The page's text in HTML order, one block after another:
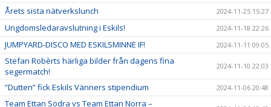
Årets sista nätverkslunch 2024-11-25 15:27
Ungdomsledaravslutning i Eskils! 2024-11-18 22:26
JUMPYARD-DISCO MED ESKILSMINNE IF! 2024-11-11 09:05
Stefan Robèrts härliga bilder från dagens fina
segermatch!
2024-11-10 22:03
”Dutten” fick Eskils Vänners stipendium 2024-11-06 20:48
Team Ettan Södra vs Team Ettan Norra –